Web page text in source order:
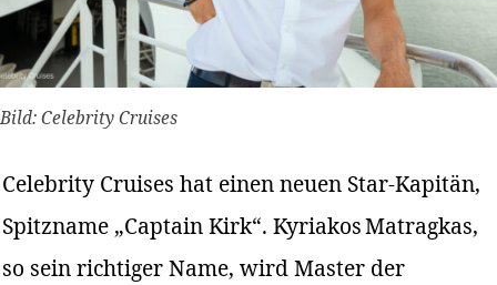
Bild: Celebrity Cruises
Celebrity Cruises hat einen neuen Star-Kapitän,
Spitzname „Captain Kirk“. Kyriakos Matragkas,
so sein richtiger Name, wird Master der